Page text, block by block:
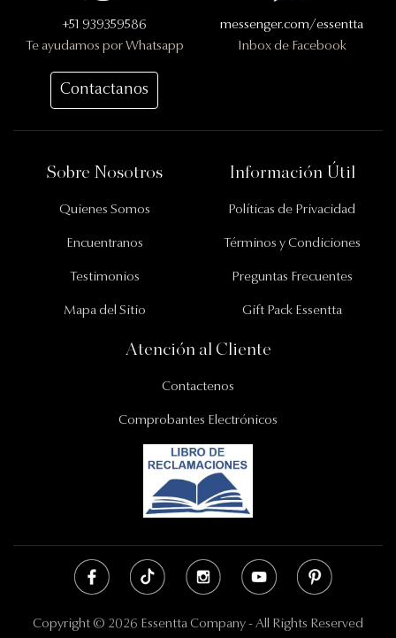
+51 939359586
Te ayudamos por Whatsapp
messenger.com/essentta
Inbox de Facebook
Contactanos
Información Importante
Sobre Nosotros
Quienes Somos
Encuentranos
Testimonios
Mapa del Sitio
Información Útil
Políticas de Privacidad
Términos y Condiciones
Preguntas Frecuentes
Gift Pack Essentta
Atención al Cliente
Contactenos
Comprobantes Electrónicos
Copyright © 2026 Essentta Company - All Rights Reserved